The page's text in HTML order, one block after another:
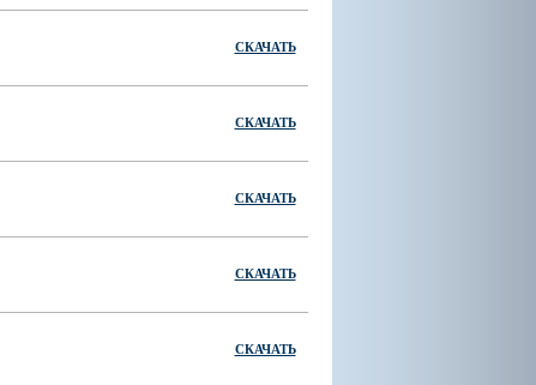
СКАЧАТЬ
СКАЧАТЬ
СКАЧАТЬ
СКАЧАТЬ
СКАЧАТЬ